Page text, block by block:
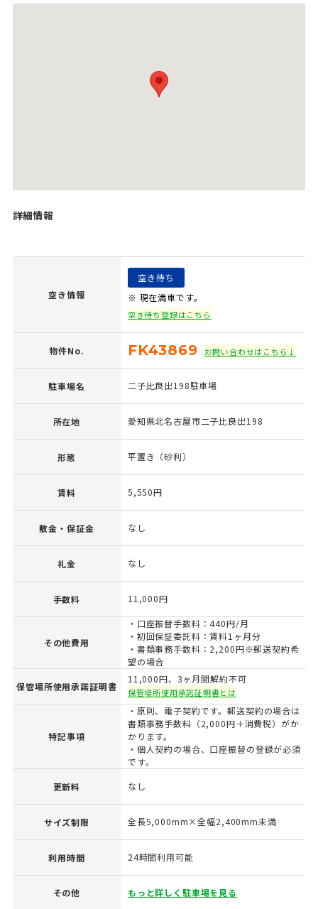
詳細情報
空き情報
空き待ち
※ 現在満車です。
空き待ち登録はこちら
物件No. FK43869 お問い合わせはこちら↓
駐車場名 二子比良出198駐車場
所在地 愛知県北名古屋市二子比良出198
形態 平置き（砂利）
賃料 5,550円
敷金・保証金 なし
礼金 なし
手数料 11,000円
その他費用
・口座振替手数料：440円/月
・初回保証委託料：賃料1ヶ月分
・書類事務手数料：2,200円※郵送契約希
望の場合
保管場所使用承諾証明書
11,000円、3ヶ月間解約不可
保管場所使用承諾証明書とは
特記事項
・原則、電子契約です。郵送契約の場合は
書類事務手数料（2,000円＋消費税）がか
かります。
・個人契約の場合、口座振替の登録が必須
です。
更新料 なし
サイズ制限 全長5,000mm×全幅2,400mm未満
利用時間 24時間利用可能
その他 もっと詳しく駐車場を見る